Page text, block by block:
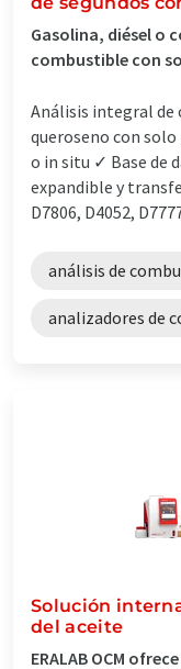
Gasolina, diésel o
combustible con
Análisis integral de
queroseno con
o in situ ✓ Base de
expandible y
D7806, D4052,
análisis de
analizadores de
Solución
del aceite
ERALAB OCM